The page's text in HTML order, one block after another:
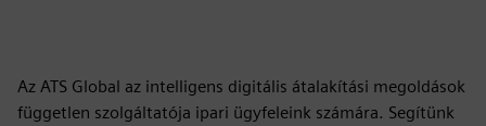
Az ATS Global az intelligens digitális átalakítási megoldások
független szolgáltatója ipari ügyfeleink számára. Segítünk